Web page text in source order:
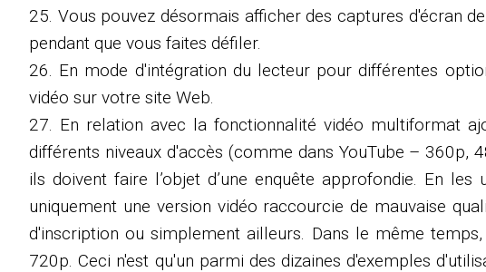
25. Vous pouvez désormais afficher des captures d'écran
pendant que vous faites défiler.
26. En mode d'intégration du lecteur pour différentes
vidéo sur votre site Web.
27. En relation avec la fonctionnalité vidéo multiformat
différents niveaux d'accès (comme dans YouTube – 360p,
ils doivent faire l’objet d’une enquête approfondie. En
uniquement une version vidéo raccourcie de mauvaise
d'inscription ou simplement ailleurs. Dans le même
720p. Ceci n'est qu'un parmi des dizaines d'exemples